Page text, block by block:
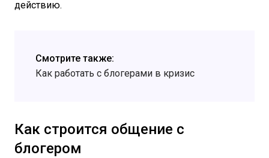
действию.
Смотрите также:
Как работать с блогерами в кризис
Как строится общение с
блогером